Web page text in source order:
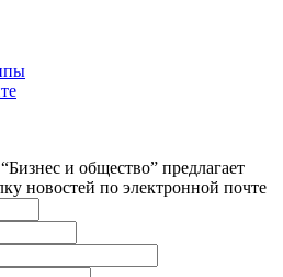
и общество” предлагает
новостей по электронной почте